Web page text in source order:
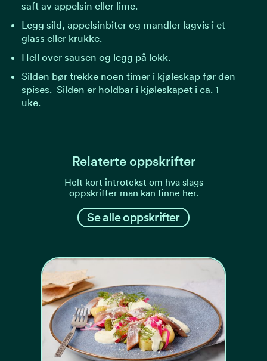
saft av appelsin eller lime.
Legg sild, appelsinbiter og mandler lagvis i et
glass eller krukke.
Hell over sausen og legg på lokk.
Silden bør trekke noen timer i kjøleskap før den
spises. Silden er holdbar i kjøleskapet i ca. 1
uke.
Relaterte oppskrifter
Helt kort introtekst om hva slags
oppskrifter man kan finne her.
Se alle oppskrifter